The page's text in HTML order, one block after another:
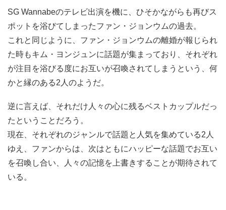
SG Wannabeのテレビ出演を機に、ひそかながらも再びス
ポットを浴びてしまったファン・ジョンウムの過去。
これと同じように、ファン・ジョンウムの離婚が報じられ
た時もキム・ヨンジュンに話題が集まっており、それぞれ
が注目を浴びる度にお互いが召喚されてしまうという、何
かと縁のある2人のようだ。
逆に言えば、それだけ人々の心に残るベストカップルだっ
たということだろう。
現在、それぞれのジャンルで話題と人気を集めている2人
ゆえ、ファンからは、次はともにハッピーな話題でお互い
を召喚し合い、人々の記憶を上書きすることが期待されて
いる。